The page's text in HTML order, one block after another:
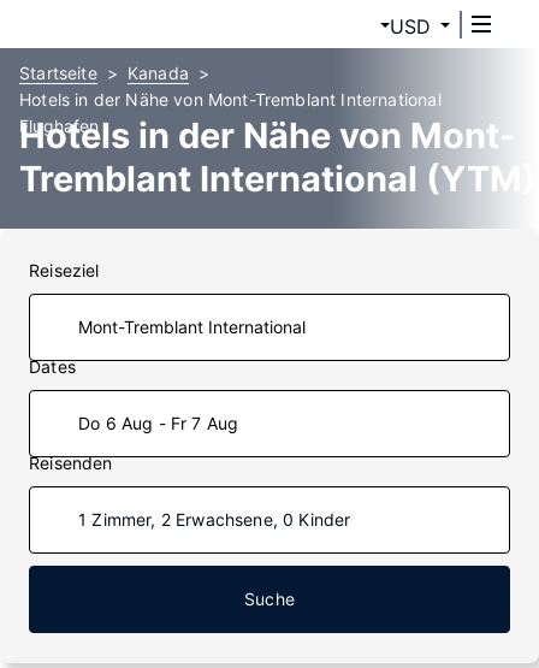
USD
Startseite
Kanada
Hotels in der Nähe von Mont-Tremblant International
Flughafen
Hotels in der Nähe von Mont-
Tremblant International (YTM)
Reiseziel
Dates
Do 6 Aug - Fr 7 Aug
Reisenden
1 Zimmer, 2 Erwachsene, 0 Kinder
Suche